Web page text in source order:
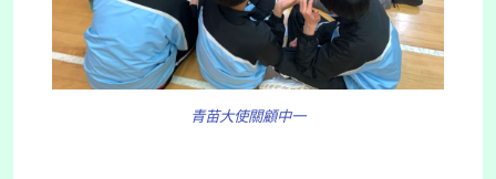
青苗大使關顧中一